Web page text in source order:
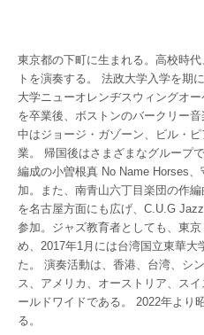
東京都の下町に生まれる。高校時
トを演奏する。 法政大学入学を期
大学ニューオレンヂスウィングオ
を卒業後、ボストンのバークリー
中はジョージ・ガゾーン、ビル・
業。 帰国後はさまざまなグループ
編成の小曽根真 No Name Horses
加。また、南青山六丁目楽団の作
を名古屋方面にも広げ、C.U.G
参加。ジャズ教育者としても、東
め、2017年1月には台湾国立東華
た。 演奏活動は、香港、台湾、シ
ス、アメリカ、オーストリア、ス
ールドワイドである。 2022年より
る。